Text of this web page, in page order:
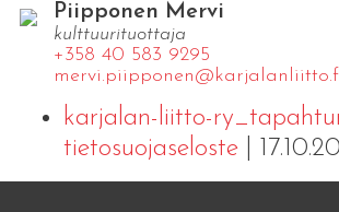
Piipponen Mervi
kulttuurituottaja
+358 40 583 9295
karjalan-liitto-
tietosuojaseloste|